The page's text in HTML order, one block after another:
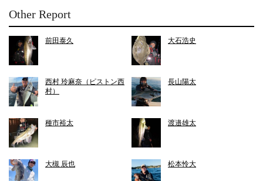
Other Report
前田泰久 大石浩史
西村 玲麻奈（ピストン西
村）
長山陽太
種市裕太 渡邉雄太
大槻 辰也 松本怜大